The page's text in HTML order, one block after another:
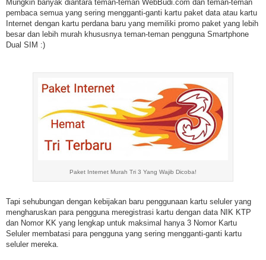
Mungkin banyak diantara teman-teman WebBudi.com dan teman-teman
pembaca semua yang sering mengganti-ganti kartu paket data atau kartu
Internet dengan kartu perdana baru yang memiliki promo paket yang lebih
besar dan lebih murah khususnya teman-teman pengguna Smartphone
Dual SIM :)
Paket Internet Murah Tri 3 Yang Wajib Dicoba!
Tapi sehubungan dengan kebijakan baru penggunaan kartu seluler yang
mengharuskan para pengguna meregistrasi kartu dengan data NIK KTP
dan Nomor KK yang lengkap untuk maksimal hanya 3 Nomor Kartu
Seluler membatasi para pengguna yang sering mengganti-ganti kartu
seluler mereka.